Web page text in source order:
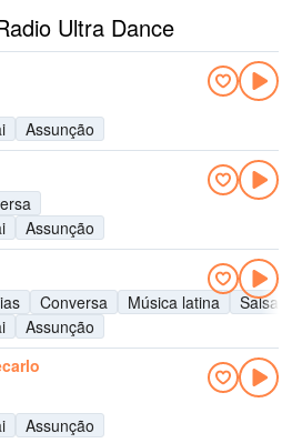
Ultra Dance
Assunção
Assunção
Conversa Música latina
Salsa
Assunção
Assunção